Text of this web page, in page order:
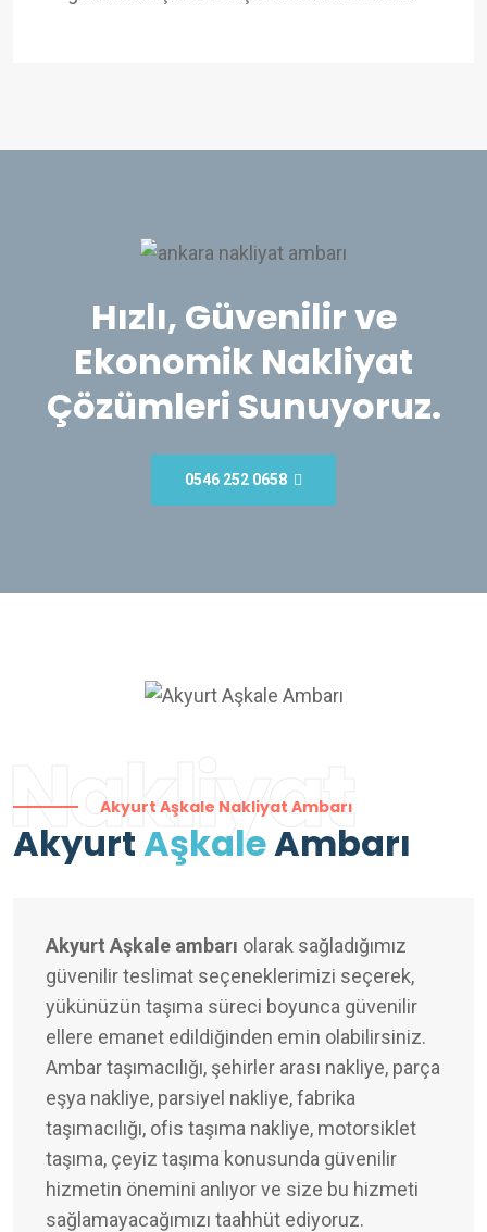
Hızlı, Güvenilir ve
Ekonomik Nakliyat
Çözümleri Sunuyoruz.
0546 252 0658
Nakliyat
Akyurt Aşkale Nakliyat Ambarı
AkyurtAşkaleAmbarı
Akyurt Aşkale ambarı olarak sağladığımız
güvenilir teslimat seçeneklerimizi seçerek,
yükünüzün taşıma süreci boyunca güvenilir
ellere emanet edildiğinden emin olabilirsiniz.
Ambar taşımacılığı, şehirler arası nakliye, parça
eşya nakliye, parsiyel nakliye, fabrika
taşımacılığı, ofis taşıma nakliye, motorsiklet
taşıma, çeyiz taşıma konusunda güvenilir
hizmetin önemini anlıyor ve size bu hizmeti
sağlamayacağımızı taahhüt ediyoruz.